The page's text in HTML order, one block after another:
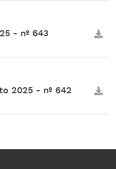
- nº 643
2025 - nº 642